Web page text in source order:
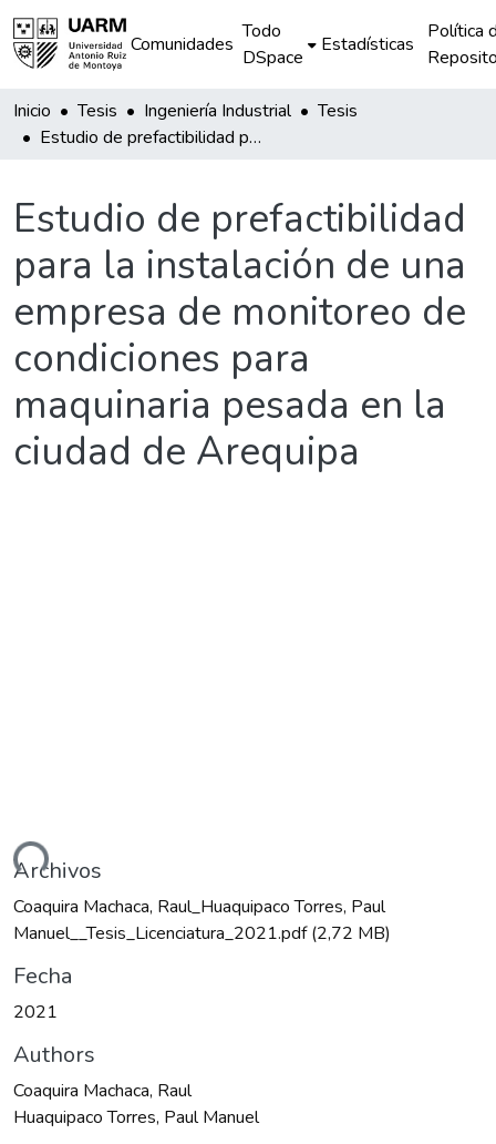
Comunidades
Todo
DSpace
Estadísticas
Política
Inicio Tesis Ingeniería Industrial
Tesis
Estudio de prefactibilidad para la instalación de una empresa de monitoreo de condiciones para maquinaria pesada en la ciudad de Arequipa
Estudio de prefactibilidad
para la instalación de una
empresa de monitoreo de
condiciones para
maquinaria pesada en la
ciudad de Arequipa
Archivos
Coaquira Machaca, Raul_Huaquipaco Torres, Paul
Manuel__Tesis_Licenciatura_2021.pdf(2,72 MB)
Fecha
2021
Authors
Coaquira Machaca, Raul
Huaquipaco Torres, Paul Manuel